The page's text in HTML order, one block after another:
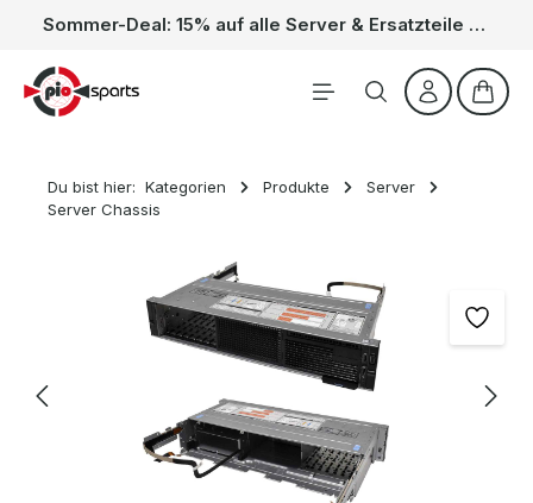
Zum Hauptinhalt springen Sommer-Deal: 15% auf alle Server & Ersatzteile – Kein Code nötig, der Rabatt wird automatisch im Warenkorb abgezogen. Gültig vom 01.06. bis 31.08.
Du bist hier: Kategorien Produkte
Server
Server Chassis
Bildergalerie überspringen